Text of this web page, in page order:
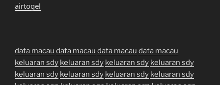
airtogel
data macau data macau data macau data macau
keluaran sdy keluaran sdy keluaran sdy keluaran sdy
keluaran sdy keluaran sdy keluaran sdy keluaran sdy